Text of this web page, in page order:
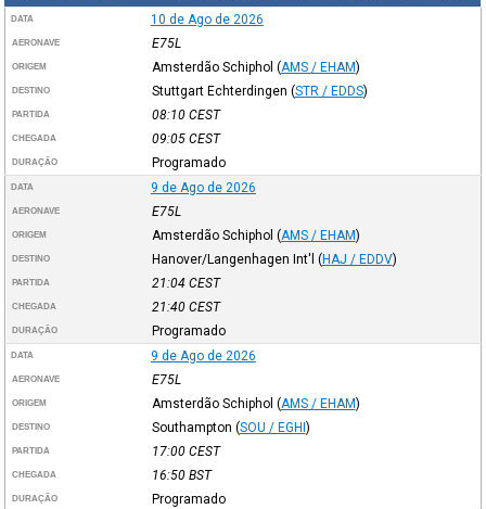
DATA 10 de Ago de 2026
AERONAVE E75L
ORIGEM Amsterdão Schiphol (AMS / EHAM)
DESTINO Stuttgart Echterdingen (STR / EDDS)
PARTIDA 08:10 CEST
CHEGADA 09:05 CEST
DURAÇÃO Programado
DATA 9 de Ago de 2026
AERONAVE E75L
ORIGEM Amsterdão Schiphol (AMS / EHAM)
DESTINO Hanover/Langenhagen Int'l (HAJ / EDDV)
PARTIDA 21:04 CEST
CHEGADA 21:40 CEST
DURAÇÃO Programado
DATA 9 de Ago de 2026
AERONAVE E75L
ORIGEM Amsterdão Schiphol (AMS / EHAM)
DESTINO Southampton (SOU / EGHI)
PARTIDA 17:00 CEST
CHEGADA 16:50 BST
DURAÇÃO Programado